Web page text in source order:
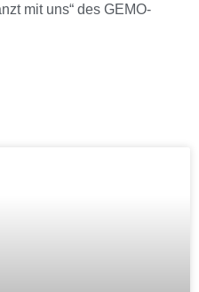
uns“ des GEMO-